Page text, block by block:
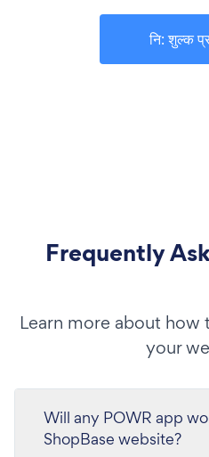
नि: शुल्क
Frequently
Learn more about how
your
Will any POWR app
ShopBase website?